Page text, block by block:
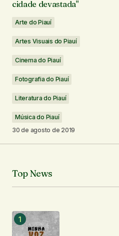
Comentário*
Seu e-mail*
Notifique-me sobre
Enviar comentário
cidade devastada"
Arte do Piauí
Artes Visuais do Piauí
Cinema do Piauí
Fotografia do Piauí
Literatura do Piauí
Música do Piauí
30 de agosto de 2019
Top News